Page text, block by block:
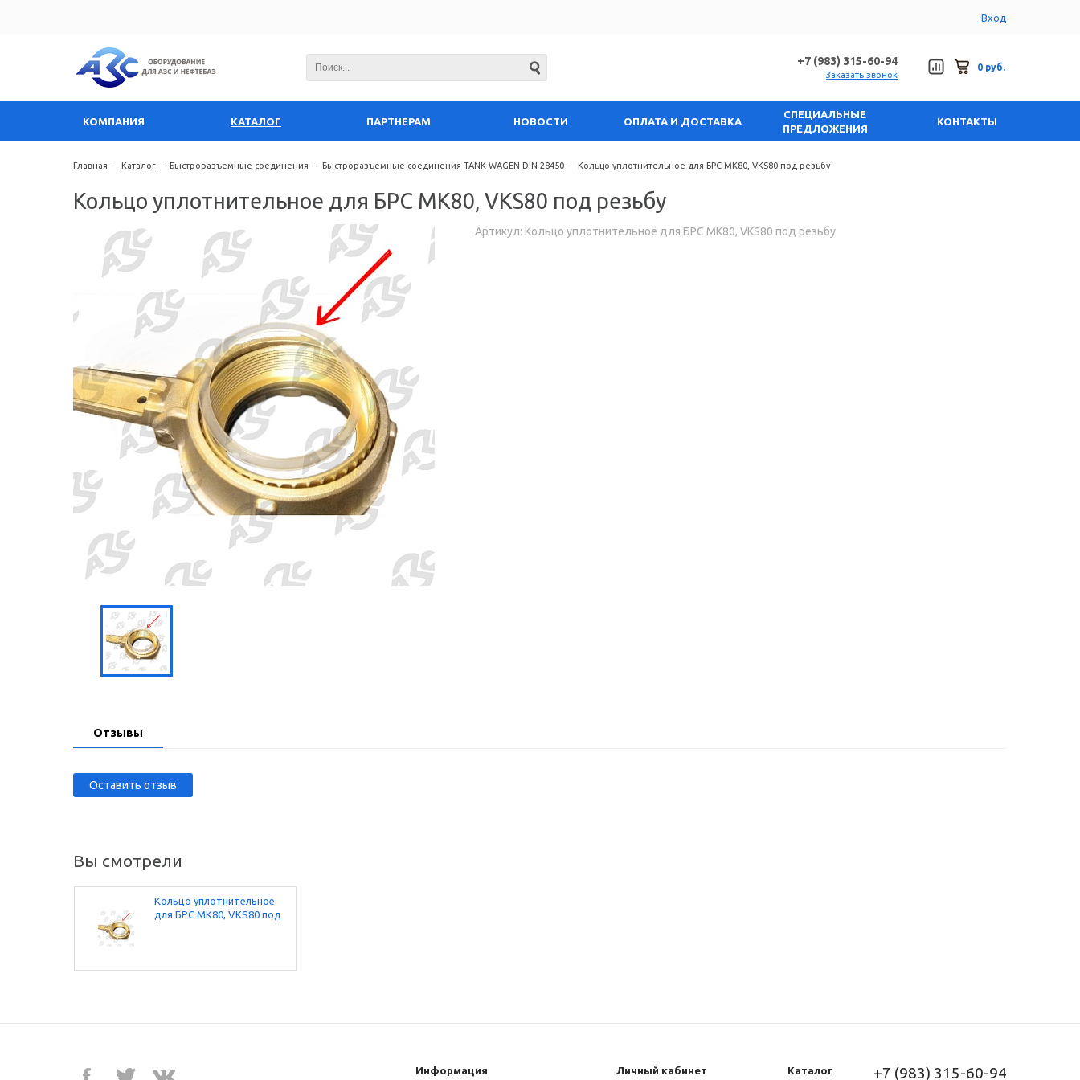
Вход
+7 (983) 315-60-94
Заказать звонок
0 руб.
КОМПАНИЯ КАТАЛОГ ПАРТНЕРАМ НОВОСТИ ОПЛАТА И ДОСТАВКА
СПЕЦИАЛЬНЫЕ
ПРЕДЛОЖЕНИЯ
КОНТАКТЫ
Главная - Каталог - Быстроразъемные соединения - Быстроразъемные соединения TANK WAGEN DIN 28450 - Кольцо уплотнительное для БРС MK80, VKS80 под резьбу
Кольцо уплотнительное для БРС MK80, VKS80 под резьбу
Артикул: Кольцо уплотнительное для БРС MK80, VKS80 под резьбу
Отзывы
Оставить отзыв
Вы смотрели
Кольцо уплотнительное
для БРС MK80, VKS80 под
Информация Личный кабинет Каталог +7 (983) 315-60-94